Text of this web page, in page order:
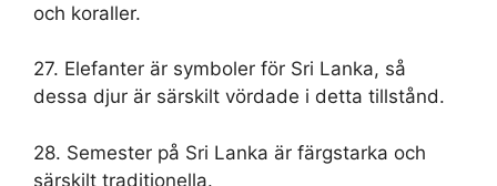
och koraller.
27. Elefanter är symboler för Sri Lanka, så
dessa djur är särskilt vördade i detta tillstånd.
28. Semester på Sri Lanka är färgstarka och
särskilt traditionella.